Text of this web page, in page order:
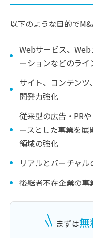
以下のような目的で
Webサービス、Web
ーションなどのライ
サイト、コンテンツ
開発力強化
従来型の広告・PR
ースとした事業を
領域の強化
リアルとバーチャ
後継者不在企業の事
まずは無